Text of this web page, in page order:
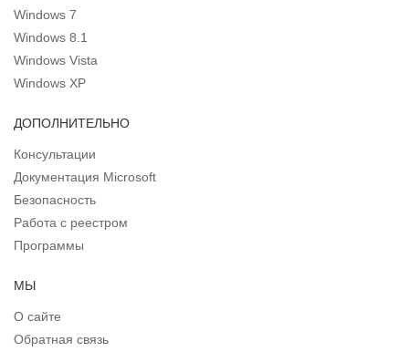
Windows 7
Windows 8.1
Windows Vista
Windows XP
ДОПОЛНИТЕЛЬНО
Консультации
Документация Microsoft
Безопасность
Работа с реестром
Программы
МЫ
О сайте
Обратная связь